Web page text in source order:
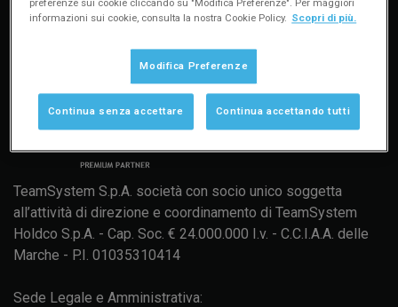
TeamSystem S.p.A. società con socio unico soggetta
all’attività di direzione e coordinamento di TeamSystem
Holdco S.p.A. - Cap. Soc. € 24.000.000 I.v. - C.C.I.A.A. delle
Marche - P.I. 01035310414
Sede Legale e Amministrativa:
preferenze sui cookie cliccando su "Modifica Preferenze". Per maggiori
informazioni sui cookie, consulta la nostra Cookie Policy. Scopri di più.
Modifica Preferenze
Continua senza accettare Continua accettando tutti